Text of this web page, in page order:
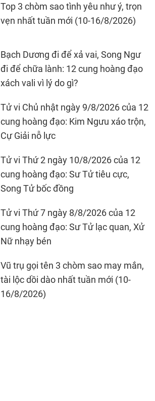
Top 3 chòm sao tình yêu như ý, trọn
vẹn nhất tuần mới (10-16/8/2026)
Bạch Dương đi để xả vai, Song Ngư
đi để chữa lành: 12 cung hoàng đạo
xách vali vì lý do gì?
Tử vi Chủ nhật ngày 9/8/2026 của 12
cung hoàng đạo: Kim Ngưu xáo trộn,
Cự Giải nỗ lực
Tử vi Thứ 2 ngày 10/8/2026 của 12
cung hoàng đạo: Sư Tử tiêu cực,
Song Tử bốc đồng
Tử vi Thứ 7 ngày 8/8/2026 của 12
cung hoàng đạo: Sư Tử lạc quan, Xử
Nữ nhạy bén
Vũ trụ gọi tên 3 chòm sao may mắn,
tài lộc dồi dào nhất tuần mới (10-
16/8/2026)